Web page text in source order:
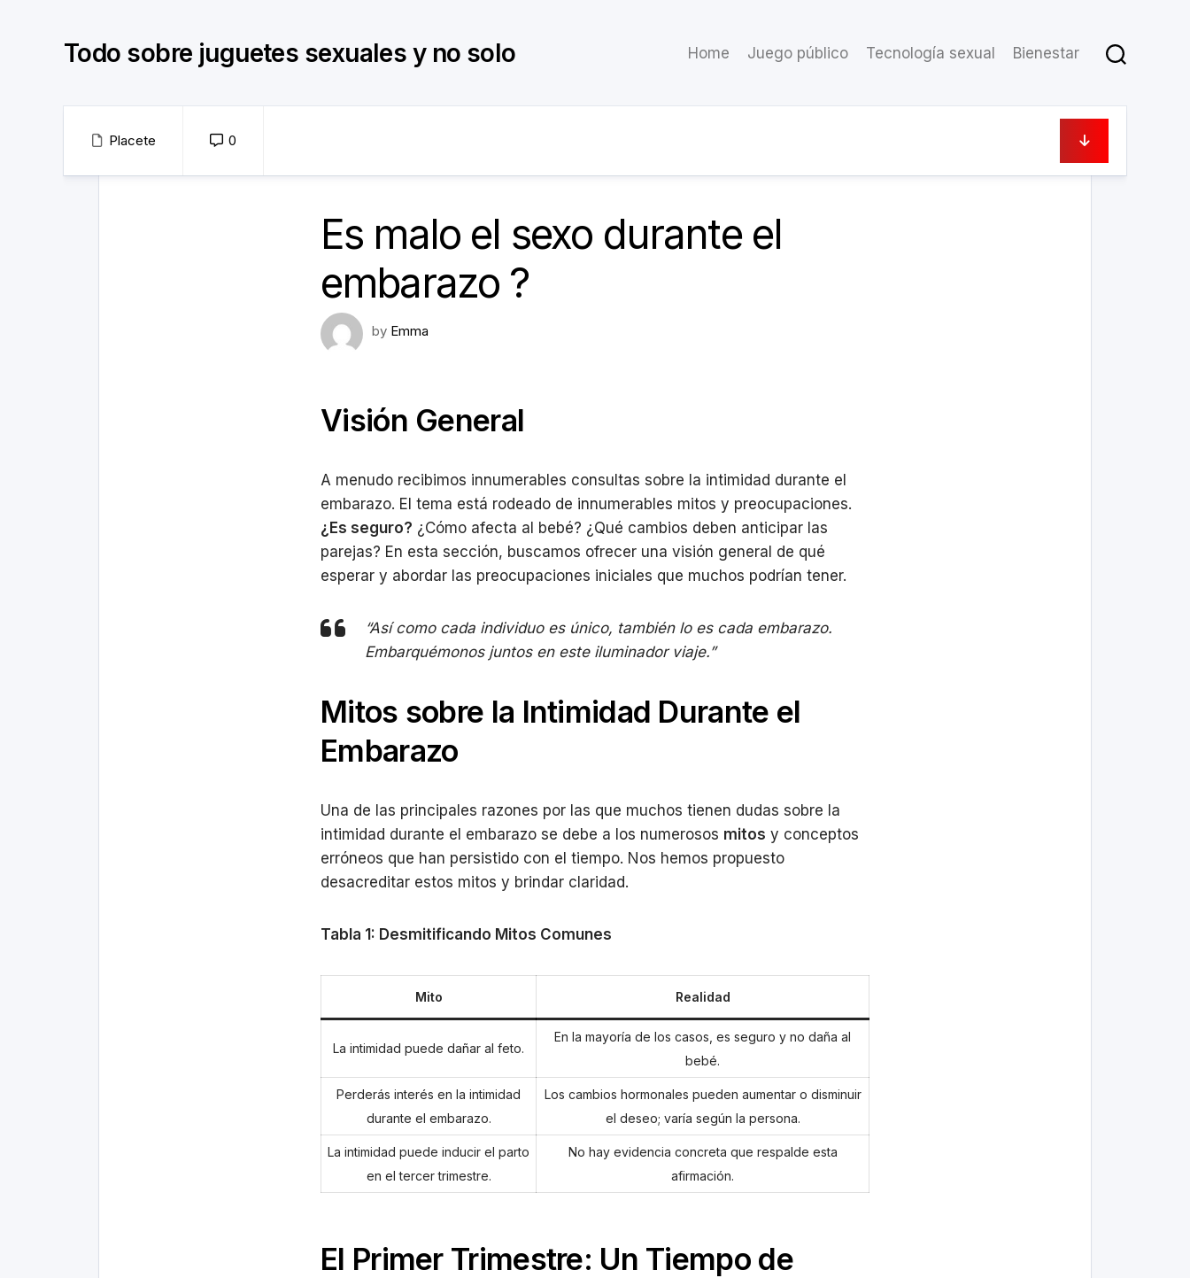
Todo sobre juguetes sexuales y no solo Home Juego público Tecnología sexual Bienestar
Placete 0
Es malo el sexo durante el
embarazo ?
by Emma
Visión General
A menudo recibimos innumerables consultas sobre la intimidad durante el
embarazo. El tema está rodeado de innumerables mitos y preocupaciones.
¿Es seguro? ¿Cómo afecta al bebé? ¿Qué cambios deben anticipar las
parejas? En esta sección, buscamos ofrecer una visión general de qué
esperar y abordar las preocupaciones iniciales que muchos podrían tener.
“Así como cada individuo es único, también lo es cada embarazo.
Embarquémonos juntos en este iluminador viaje.”
Mitos sobre la Intimidad Durante el
Embarazo
Una de las principales razones por las que muchos tienen dudas sobre la
intimidad durante el embarazo se debe a los numerosos mitos y conceptos
erróneos que han persistido con el tiempo. Nos hemos propuesto
desacreditar estos mitos y brindar claridad.
Tabla 1: Desmitificando Mitos Comunes
Mito Realidad
La intimidad puede dañar al feto.
En la mayoría de los casos, es seguro y no daña al
bebé.
Perderás interés en la intimidad
durante el embarazo.
Los cambios hormonales pueden aumentar o disminuir
el deseo; varía según la persona.
La intimidad puede inducir el parto
en el tercer trimestre.
No hay evidencia concreta que respalde esta
afirmación.
El Primer Trimestre: Un Tiempo de